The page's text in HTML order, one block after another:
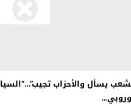
يسأل والأحزاب